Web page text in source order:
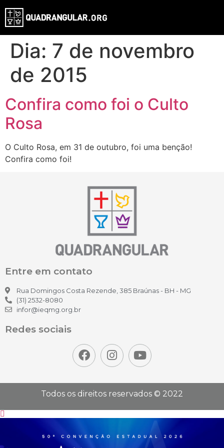
Dia: 7 de novembro
de 2015
Confira como foi o Culto
Rosa
O Culto Rosa, em 31 de outubro, foi uma benção!
Confira como foi!
Entre em contato
Rua Domingos Costa Rezende, 385 Braúnas - BH - MG
(31) 2532-8080
infor@ieqmg.org.br
Redes sociais
Todos os direitos reservados © 2022